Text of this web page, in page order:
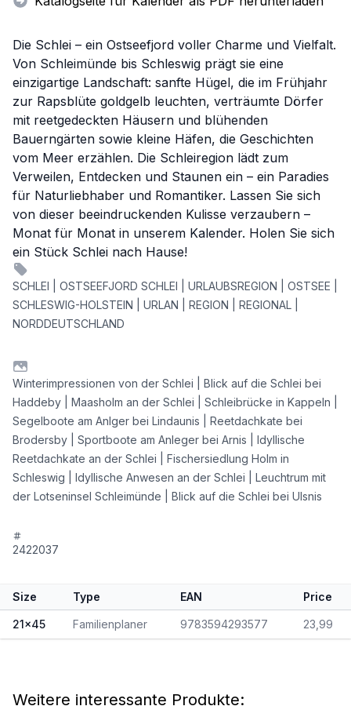
Die Schlei – ein Ostseefjord voller Charme und Vielfalt.
Von Schleimünde bis Schleswig prägt sie eine
einzigartige Landschaft: sanfte Hügel, die im Frühjahr
zur Rapsblüte goldgelb leuchten, verträumte Dörfer
mit reetgedeckten Häusern und blühenden
Bauerngärten sowie kleine Häfen, die Geschichten
vom Meer erzählen. Die Schleiregion lädt zum
Verweilen, Entdecken und Staunen ein – ein Paradies
für Naturliebhaber und Romantiker. Lassen Sie sich
von dieser beeindruckenden Kulisse verzaubern –
Monat für Monat in unserem Kalender. Holen Sie sich
ein Stück Schlei nach Hause!
SCHLEI | OSTSEEFJORD SCHLEI | URLAUBSREGION | OSTSEE |
SCHLESWIG-HOLSTEIN | URLAN | REGION | REGIONAL |
NORDDEUTSCHLAND
Winterimpressionen von der Schlei | Blick auf die Schlei bei
Haddeby | Maasholm an der Schlei | Schleibrücke in Kappeln |
Segelboote am Anlger bei Lindaunis | Reetdachkate bei
Brodersby | Sportboote am Anleger bei Arnis | Idyllische
Reetdachkate an der Schlei | Fischersiedlung Holm in
Schleswig | Idyllische Anwesen an der Schlei | Leuchtrum mit
der Lotseninsel Schleimünde | Blick auf die Schlei bei Ulsnis
2422037
Size Type EAN Price
21x45 Familienplaner 9783594293577 23,99
Weitere interessante Produkte: